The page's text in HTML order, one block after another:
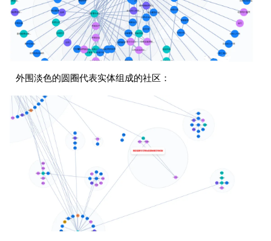
外围淡色的圆圈代表实体组成的社区：